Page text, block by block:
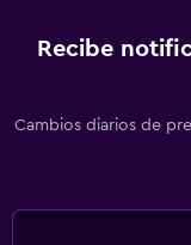
Recibe
Cambios diarios de